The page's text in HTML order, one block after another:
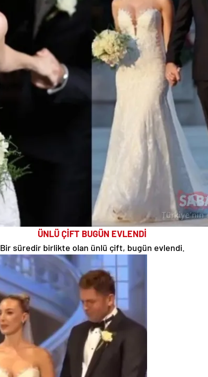
ÜNLÜ ÇİFT BUGÜN EVLENDİ
Bir süredir birlikte olan ünlü çift, bugün evlendi.